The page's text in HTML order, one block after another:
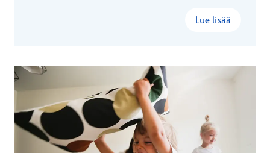
Lue lisää